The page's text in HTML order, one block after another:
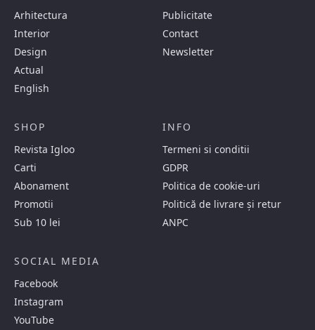
Arhitectura
Interior
Design
Actual
English
Publicitate
Contact
Newsletter
SHOP
Revista Igloo
Carti
Abonament
Promotii
Sub 10 lei
INFO
Termeni si conditii
GDPR
Politica de cookie-uri
Politică de livrare și retur
ANPC
SOCIAL MEDIA
Facebook
Instagram
YouTube